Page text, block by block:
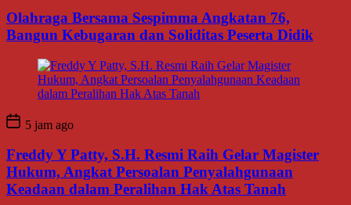
Olahraga Bersama Sespimma Angkatan 76,
Bangun Kebugaran dan Soliditas Peserta Didik
5 jam ago
Freddy Y Patty, S.H. Resmi Raih Gelar Magister
Hukum, Angkat Persoalan Penyalahgunaan
Keadaan dalam Peralihan Hak Atas Tanah